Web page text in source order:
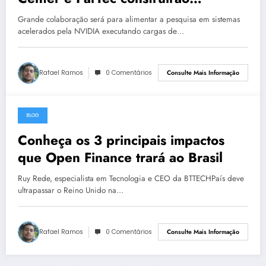
laboratório de computação quântica
Grande colaboração será para alimentar a pesquisa em sistemas
acelerados pela NVIDIA executando cargas de…
Rafael Ramos 0 Comentários Consulte Mais Informação
27 de maio de 2023
BLOG
Conheça os 3 principais impactos
que Open Finance trará ao Brasil
Ruy Rede, especialista em Tecnologia e CEO da BTTECHPaís deve
ultrapassar o Reino Unido na…
Rafael Ramos 0 Comentários Consulte Mais Informação